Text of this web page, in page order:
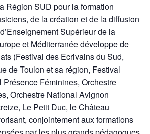
Région SUD pour la formation
de la création et de la diffusion
Supérieur de la
et Méditerranée développe de
(Festival des Ecrivains du Sud,
de Toulon et sa région, Festival
Présence Féminines, Orchestre
Orchestre National Avignon
Le Petit Duc, le Château
conjointement aux formations